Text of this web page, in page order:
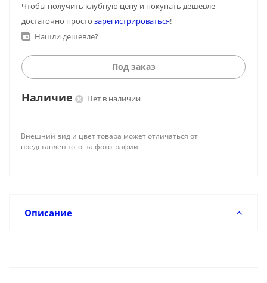
Чтобы получить клубную цену и покупать дешевле –
достаточно просто зарегистрироваться!
Нашли дешевле?
Под заказ
Наличие Нет в наличии
Внешний вид и цвет товара может отличаться от
представленного на фотографии.
Описание